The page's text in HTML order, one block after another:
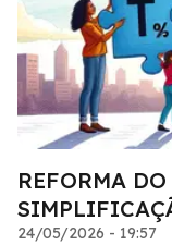
REFORMA
24/05/2026 - 19:57